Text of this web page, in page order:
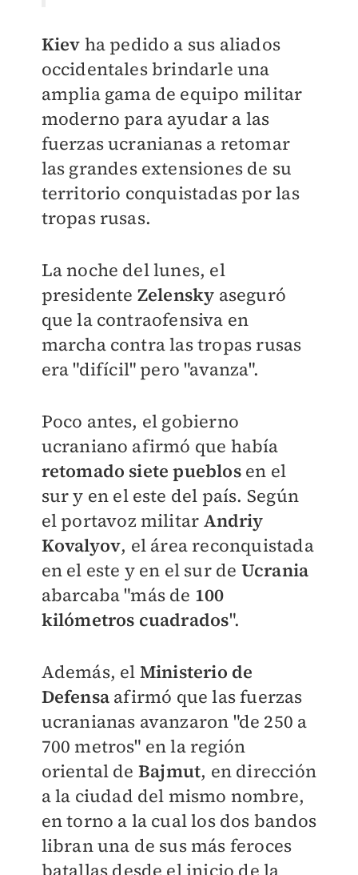
Kiev ha pedido a sus aliados
occidentales brindarle una
amplia gama de equipo militar
moderno para ayudar a las
fuerzas ucranianas a retomar
las grandes extensiones de su
territorio conquistadas por las
tropas rusas.
La noche del lunes, el
presidente Zelensky aseguró
que la contraofensiva en
marcha contra las tropas rusas
era "difícil" pero "avanza".
Poco antes, el gobierno
ucraniano afirmó que había
retomado siete pueblos en el
sur y en el este del país. Según
el portavoz militar Andriy
Kovalyov, el área reconquistada
en el este y en el sur de Ucrania
abarcaba "más de 100
kilómetros cuadrados".
Además, el Ministerio de
Defensa afirmó que las fuerzas
ucranianas avanzaron "de 250 a
700 metros" en la región
oriental de Bajmut, en dirección
a la ciudad del mismo nombre,
en torno a la cual los dos bandos
libran una de sus más feroces